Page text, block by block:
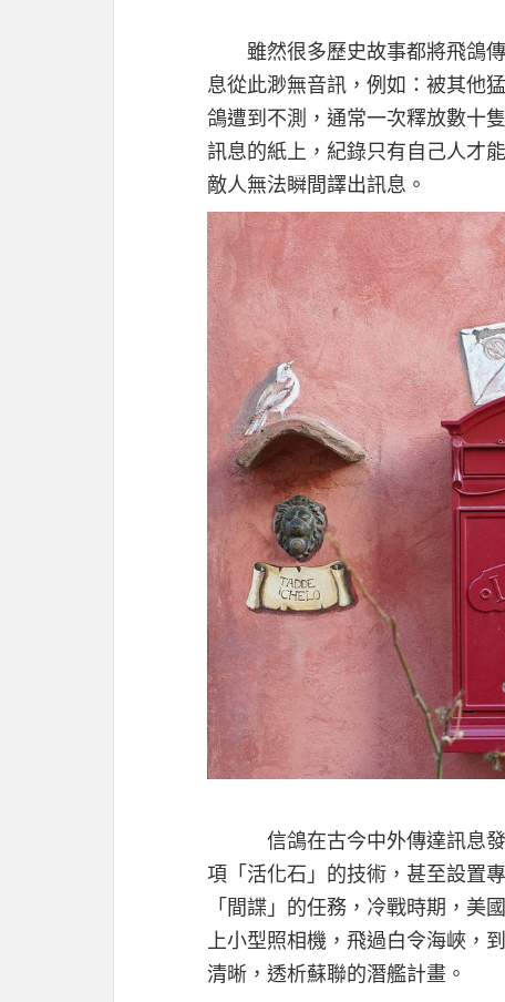
雖然很多歷史故事都將飛鴿傳
息從此渺無音訊，例如：被其他
鴿遭到不測，通常一次釋放數十
訊息的紙上，紀錄只有自己人才
敵人無法瞬間譯出訊息。
信鴿在古今中外傳達訊息發
項「活化石」的技術，甚至設置
「間諜」的任務，冷戰時期，美
上小型照相機，飛過白令海峽，
清晰，透析蘇聯的潛艦計畫。